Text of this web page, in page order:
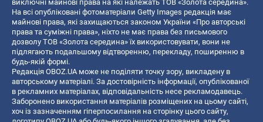
виключні майнові права на які належать ТОВ «Золота середина».
На всі опубліковані фотоматеріали Getty Images редакція має
майнові права, які захищаються законом України «Про авторські
права та суміжні права», ніхто не має права без письмового
дозволу ТОВ «Золота середина» їх використовувати, вони не
підлягають подальшому відтворенню, перекладу, поширенню в
будь-якій формі.
Редакція OBOZ.UA може не поділяти точку зору, викладену в
авторському матеріалі. За достовірність інформації, опублікованої
в рекламних матеріалах, відповідальність несе рекламодавець.
Заборонено використання матеріалів розміщених на цьому сайті,
хоч із зазначенням гіперпосилання на сторінку цього сайту,